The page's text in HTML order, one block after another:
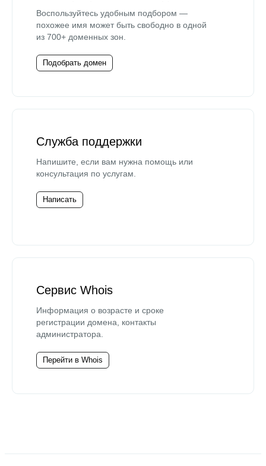
Воспользуйтесь удобным подбором —
похожее имя может быть свободно в одной
из 700+ доменных зон.
Подобрать домен
Служба поддержки
Напишите, если вам нужна помощь или
консультация по услугам.
Написать
Сервис Whois
Информация о возрасте и сроке
регистрации домена, контакты
администратора.
Перейти в Whois